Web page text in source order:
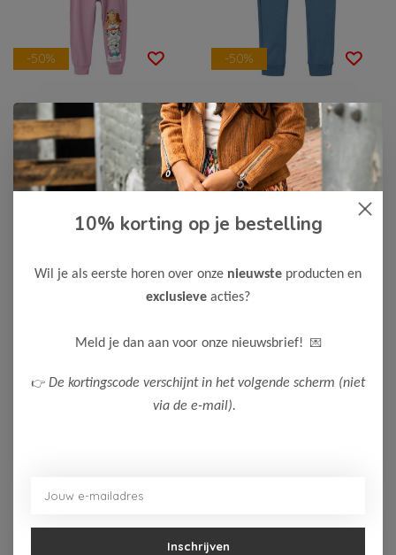
-50%
Name It
Name It Meisjes
Pyjama
15,00 29,99
-50%
Name It
Name It Jongens
Broek
10,00 19,99
10% korting op je bestelling
Wil je als eerste horen over onze nieuwste producten en
exclusieve acties?
Meld je dan aan voor onze nieuwsbrief! 💌
👉 De kortingscode verschijnt in het volgende scherm (niet
via de e-mail).
Inschrijven